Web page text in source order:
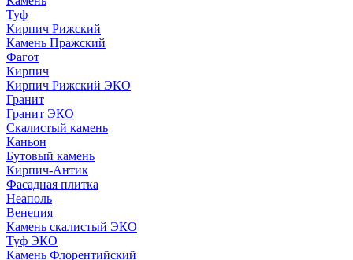
Туф
Кирпич Рижский
Камень Пражский
Фагот
Кирпич
Кирпич Рижский ЭКО
Гранит
Гранит ЭКО
Скалистый камень
Каньон
Бутовый камень
Кирпич-Антик
Фасадная плитка
Неаполь
Венеция
Камень скалистый ЭКО
Туф ЭКО
Камень Флорентийский